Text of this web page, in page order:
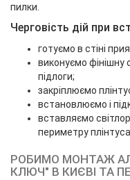
пилки.
Черговість дій при
готуємо в стіні
виконуємо фінішну
підлоги;
закріплюємо
встановлюємо і
вставляємо
периметру плінтуса.
РОБИМО МОНТАЖ
КЛЮЧ" В КИЄВІ ТА